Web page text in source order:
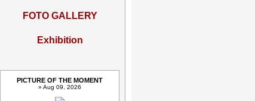
FOTO GALLERY
Exhibition
PICTURE OF THE MOMENT
» Aug 09, 2026